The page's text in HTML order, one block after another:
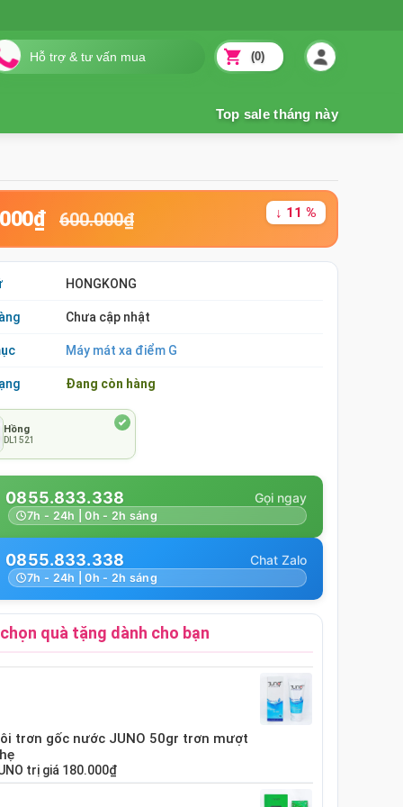
(0)
600.000₫ ↓ 11 %
HONGKONG
Chưa cập nhật
Máy mát xa điểm G
Đang còn hàng
Hồng
DL1521
0855.833.338
7h - 24h | 0h - 2h sáng
0855.833.338
7h - 24h | 0h - 2h sáng
quà tặng dành cho bạn
trơn gốc nước JUNO 50gr trơn mượt
trị giá 180.000₫